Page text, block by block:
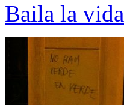
Baila la vida